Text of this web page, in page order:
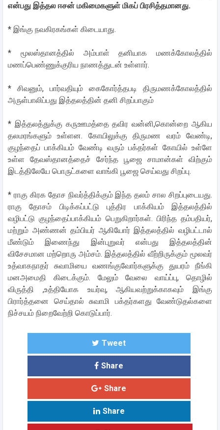
என்பது இத்தல ஈசன் மகிமைகளுள் மிகப் பிரசித்தமானது.
* இங்கு நவகிரகங்கள் கிடையாது.
* மூலஸ்தானத்தில் அம்பாள் தனியாக மணக்கோலத்தில்
மணப்பெண்ணுக்குரிய நாணத்துடன் உள்ளார்.
* சிவனும், பார்வதியும் கைகோர்த்தபடி திருமணக்கோலத்தில்
அருள்பாலிப்பது இத்தலத்தின் தனி சிறப்பாகும்
* இத்தலத்துக்கு கருஊமத்தை தவிர வன்னி,கொன்றை ஆகிய
தலமரங்களும் உள்ளன. கோயிலுக்கு திருமண வரம் வேண்டி,
குழந்தைப் பாக்கியம் வேண்டி வரும் பக்தர்கள் கோயில் உள்ளே
உள்ள தேவஸ்தானத்தைச் சேர்ந்த பூஜை சாமான்கள் விற்கும்
இடத்திலேயே பொருட்களை வாங்கி பூஜை செய்வது சிறப்பு.
* ராகு கிரக தோச நிவர்த்திக்கும் இந்த தலம் சால சிறப்புடையது.
ராகு தோசம் பிடிக்கப்பட்டு புத்திர பாக்கியம் இத்தலத்தில்
வழிபட்டு குழந்தைப்பாக்கியம் பெறுகிறார்கள். பிரிந்த தம்பதியர்,
மற்றும் அண்ணன் தம்பியர் ஆகியோர் இத்தலத்தில் வழிபட்டால்
மீண்டும் இணைந்து இன்புறுவர் என்பது இத்தலத்தின்
விசேசமான மற்றொரு அம்சம். இத்தலத்தில் வீற்றிருக்கும் மூலவர்
உத்வாகநாதர் சுவாமியை வணங்குவோர்களுக்கு துயரம் நீங்கி
மனஅமைதி கிடைக்கும். மேலும் வேலை வாய்ப்பு, தொழில்
விருத்தி ,உத்தியோக உயர்வு, ஆகியவற்றுக்காகவும் இங்கு
பிரார்த்தனை செய்தால் சுவாமி பக்தர்களது வேண்டுதல்களை
நிச்சயம் நிறைவேற்றி கொடுப்பார்.
Tweet
Share
Share
Share